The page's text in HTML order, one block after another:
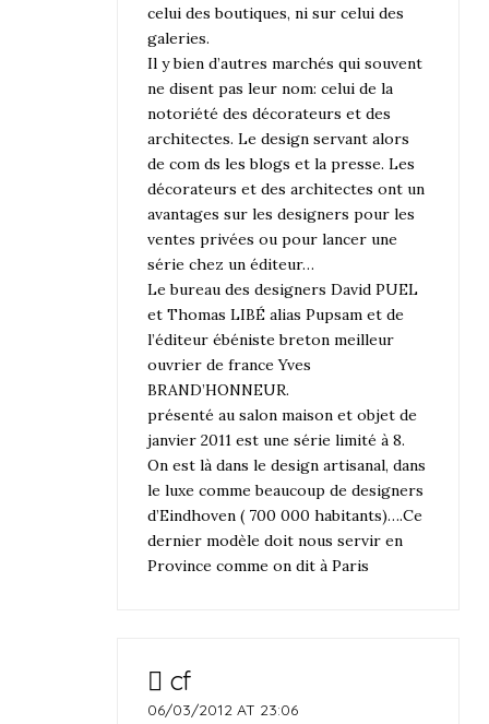
celui des boutiques, ni sur celui des
galeries.
Il y bien d’autres marchés qui souvent
ne disent pas leur nom: celui de la
notoriété des décorateurs et des
architectes. Le design servant alors
de com ds les blogs et la presse. Les
décorateurs et des architectes ont un
avantages sur les designers pour les
ventes privées ou pour lancer une
série chez un éditeur…
Le bureau des designers David PUEL
et Thomas LIBÉ alias Pupsam et de
l’éditeur ébéniste breton meilleur
ouvrier de france Yves
BRAND’HONNEUR.
présenté au salon maison et objet de
janvier 2011 est une série limité à 8.
On est là dans le design artisanal, dans
le luxe comme beaucoup de designers
d’Eindhoven ( 700 000 habitants)….Ce
dernier modèle doit nous servir en
Province comme on dit à Paris
cf
06/03/2012 AT 23:06